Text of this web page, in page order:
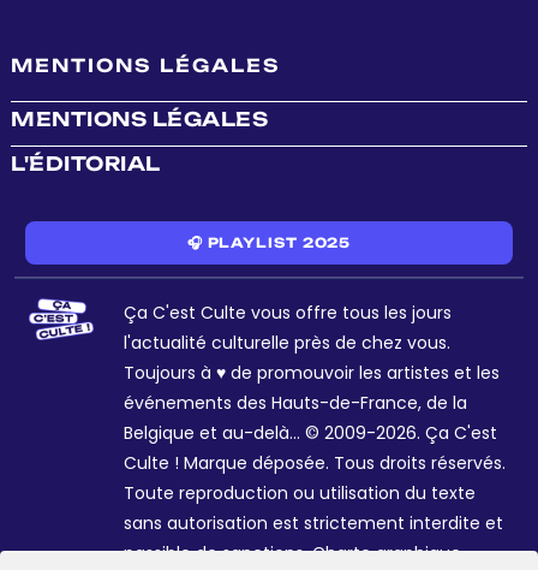
MENTIONS LÉGALES
MENTIONS LÉGALES
L'ÉDITORIAL
🎧 PLAYLIST 2025
Ça C'est Culte vous offre tous les jours
l'actualité culturelle près de chez vous.
Toujours à ♥ de promouvoir les artistes et les
événements des Hauts-de-France, de la
Belgique et au-delà... © 2009-2026. Ça C'est
Culte ! Marque déposée. Tous droits réservés.
Toute reproduction ou utilisation du texte
sans autorisation est strictement interdite et
passible de sanctions. Charte graphique